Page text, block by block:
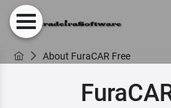
About FuraCAR Free